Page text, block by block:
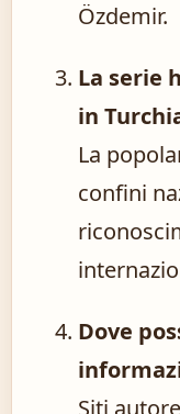
Özdemir.
La serie
in
La
confini
Dove